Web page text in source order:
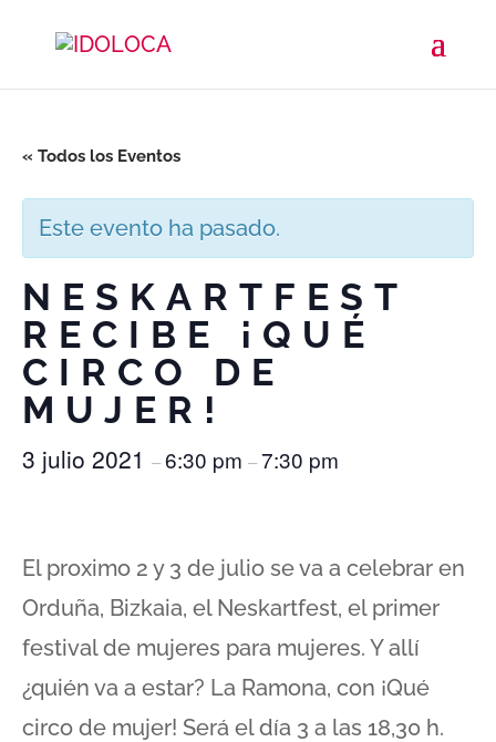
« Todos los Eventos
Este evento ha pasado.
NESKARTFEST
RECIBE ¡QUÉ
CIRCO DE
MUJER!
3 julio 2021 –6:30 pm –7:30 pm
El proximo 2 y 3 de julio se va a celebrar en
Orduña, Bizkaia, el Neskartfest, el primer
festival de mujeres para mujeres. Y allí
¿quién va a estar? La Ramona, con ¡Qué
circo de mujer! Será el día 3 a las 18,30 h.